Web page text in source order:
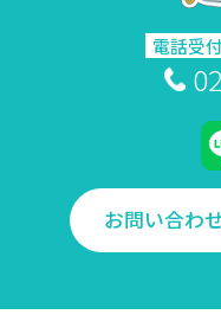
電話受
お問い合わ